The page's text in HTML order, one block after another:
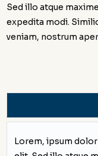
Sed illo atque
expedita modi.
veniam, nostrum
Lorem, ipsum